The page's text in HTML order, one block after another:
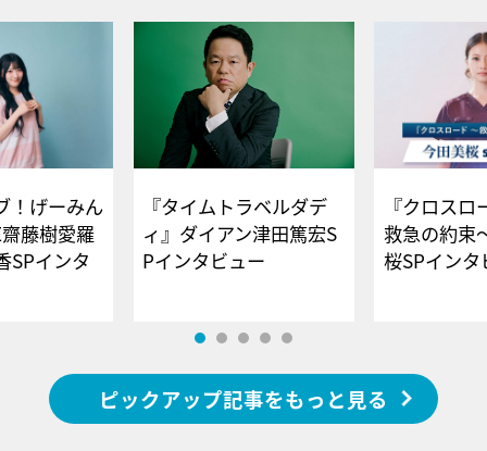
！げーみん
藤樹愛羅
SPインタ
『タイムトラベルダデ
ィ』ダイアン津田篤宏S
Pインタビュー
『クロス
救急の約束
桜SPイ
ピックアップ記事をもっと見る